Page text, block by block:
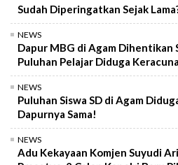
Sudah Diperingatkan Sejak
NEWS
Dapur MBG di Agam Dihentikan
Puluhan Pelajar Diduga
NEWS
Puluhan Siswa SD di Agam
Dapurnya Sama!
NEWS
Adu Kekayaan Komjen Suyudi